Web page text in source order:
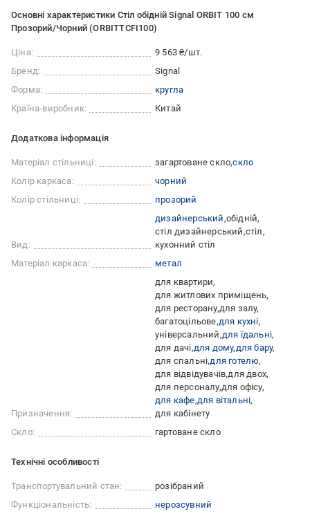
Основні характеристики Стіл обідній Signal ORBIT 100 см
Прозорий/Чорний (ORBITTCFI100)
Ціна:
9 563 ₴/шт.
Бренд:
Signal
Форма:
кругла
Країна-виробник:
Китай
Додаткова інформація
Матеріал стільниці: загартоване скло скло
Колір каркаса:
чорний
Колір стільниці:
прозорий
Вид:
дизайнерський обідній
стіл дизайнерський стіл
кухонний стіл
Матеріал каркаса:
метал
Призначення:
для квартири
для житлових приміщень
для ресторану для залу
багатоцільове для кухні
універсальний для їдальні
для дачі для дому для бару
для спальні для готелю
для відвідувачів для двох
для персоналу для офісу
для кафе для вітальні
для кабінету
Скло:
гартоване скло
Технічні особливості
Транспортувальний стан:
розібраний
Функціональність:
нерозсувний